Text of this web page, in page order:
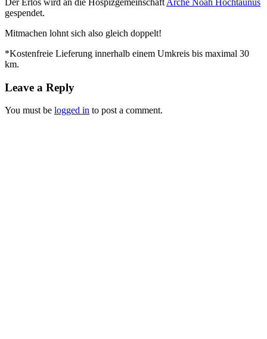
Der Erlös wird an die Hospizgemeinschaft Arche Noah Hochtaunus
gespendet.
Mitmachen lohnt sich also gleich doppelt!
*Kostenfreie Lieferung innerhalb einem Umkreis bis maximal 30
km.
Leave a Reply
You must be logged in to post a comment.